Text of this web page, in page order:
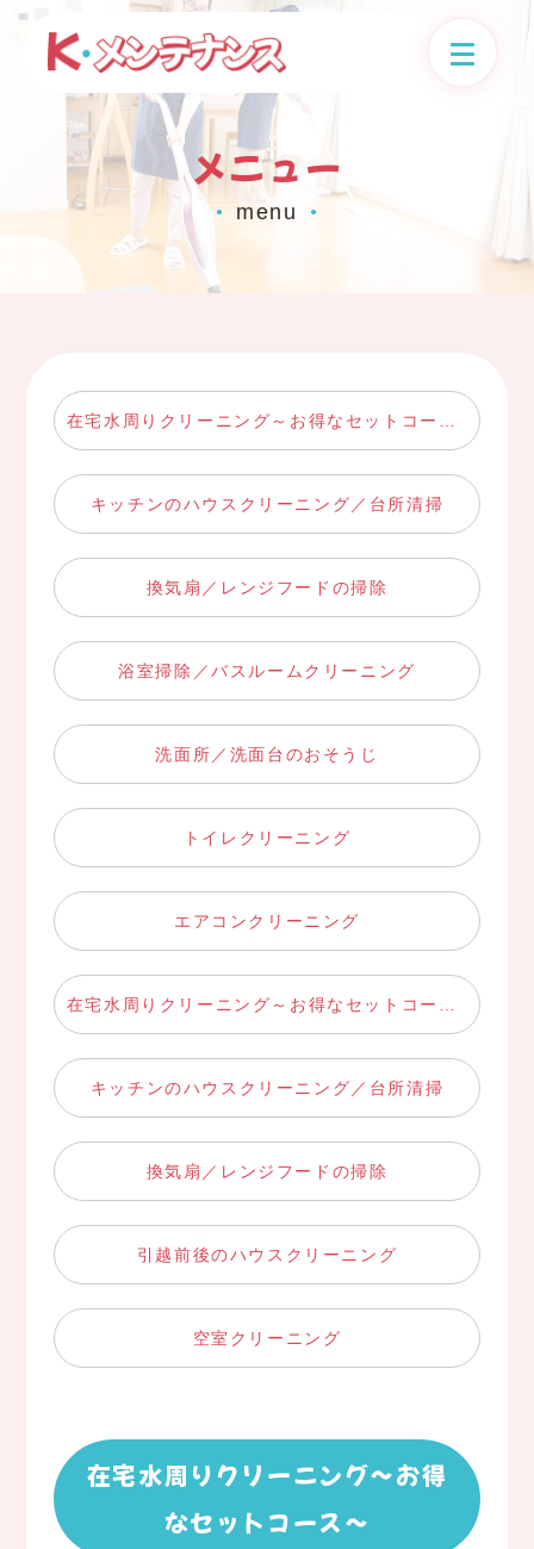
メニュー
● menu ●
在宅水周りクリーニング～お得なセットコース～
キッチンのハウスクリーニング／台所清掃
換気扇／レンジフードの掃除
浴室掃除／バスルームクリーニング
洗面所／洗面台のおそうじ
トイレクリーニング
エアコンクリーニング
在宅水周りクリーニング～お得なセットコース～
キッチンのハウスクリーニング／台所清掃
換気扇／レンジフードの掃除
引越前後のハウスクリーニング
空室クリーニング
在宅水周りクリーニング～お得
なセットコース～